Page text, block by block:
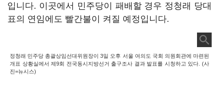
입니다. 이곳에서 민주당이 패배할 경우 정청래 당대
표의 연임에도 빨간불이 켜질 예정입니다.
정청래 민주당 총괄상임선대위원장이 3일 오후 서울 여의도 국회 의원회관에 마련된
개표 상황실에서 제9회 전국동시지방선거 출구조사 결과 발표를 시청하고 있다. (사
진=뉴시스)